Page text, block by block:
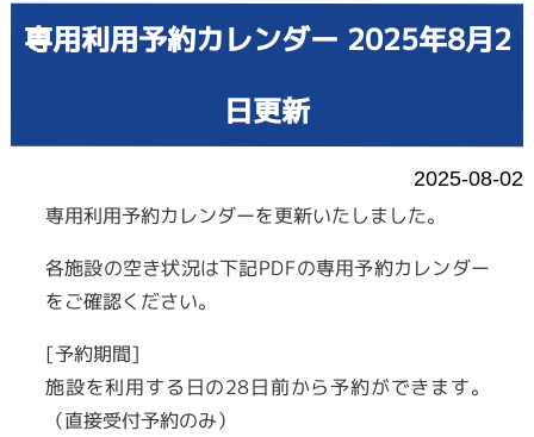
専用利用予約カレンダー 2025年8月2
日更新
2025-08-02
専用利用予約カレンダーを更新いたしました。
各施設の空き状況は下記PDFの専用予約カレンダー
をご確認ください。
[予約期間]
施設を利用する日の28日前から予約ができます。
（直接受付予約のみ）